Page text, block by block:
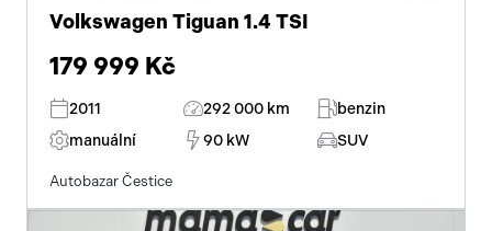
Volkswagen Tiguan 1.4 TSI
179 999 Kč
2011 292 000 km
benzin
manuální
90 kW SUV
Autobazar Čestice